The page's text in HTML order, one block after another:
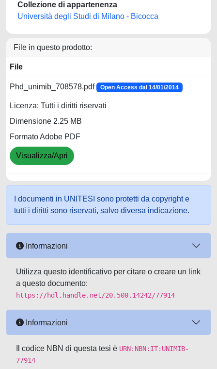
Collezione di appartenenza
Università degli Studi di Milano - Bicocca
File in questo prodotto:
File
Phd_unimib_708578.pdf Open Access dal 14/01/2014
Licenza: Tutti i diritti riservati
Dimensione 2.25 MB
Formato Adobe PDF
Visualizza/Apri
I documenti in UNITESI sono protetti da copyright e
tutti i diritti sono riservati, salvo diversa indicazione.
Informazioni
Utilizza questo identificativo per citare o creare un link
a questo documento:
https://hdl.handle.net/20.500.14242/77914
Informazioni
Il codice NBN di questa tesi è URN:NBN:IT:UNIMIB-
77914